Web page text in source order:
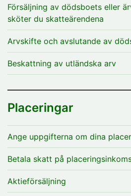
Försäljning av dödsboets eller
sköter du skatteärendena
Arvskifte och avslutande av
Beskattning av utländska arv
Placeringar
Ange uppgifterna om dina
Betala skatt på
Aktieförsäljning